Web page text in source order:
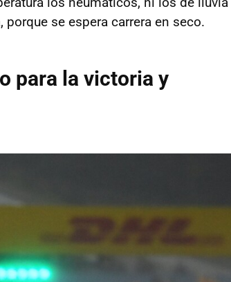
se espera carrera en seco.
para la victoria y